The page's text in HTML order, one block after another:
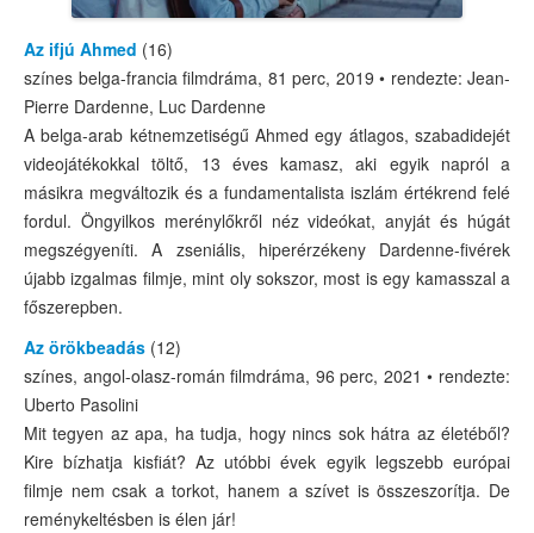
Az ifjú Ahmed (16)
színes belga-francia filmdráma, 81 perc, 2019 • rendezte: Jean-
Pierre Dardenne, Luc Dardenne
A belga-arab kétnemzetiségű Ahmed egy átlagos, szabadidejét
videojátékokkal töltő, 13 éves kamasz, aki egyik napról a
másikra megváltozik és a fundamentalista iszlám értékrend felé
fordul. Öngyilkos merénylőkről néz videókat, anyját és húgát
megszégyeníti. A zseniális, hiperérzékeny Dardenne-fivérek
újabb izgalmas filmje, mint oly sokszor, most is egy kamasszal a
főszerepben.
Az örökbeadás (12)
színes, angol-olasz-román filmdráma, 96 perc, 2021 • rendezte:
Uberto Pasolini
Mit tegyen az apa, ha tudja, hogy nincs sok hátra az életéből?
Kire bízhatja kisfiát? Az utóbbi évek egyik legszebb európai
filmje nem csak a torkot, hanem a szívet is összeszorítja. De
reménykeltésben is élen jár!